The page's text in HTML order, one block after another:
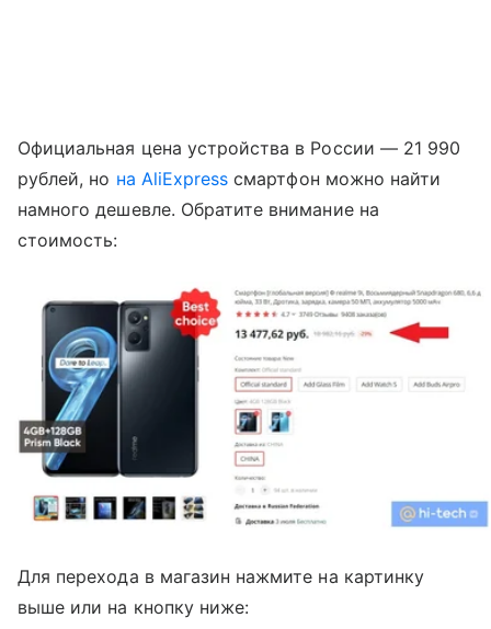
Официальная цена устройства в России — 21 990
рублей, но на AliExpress смартфон можно найти
намного дешевле. Обратите внимание на
стоимость:
Для перехода в магазин нажмите на картинку
выше или на кнопку ниже: